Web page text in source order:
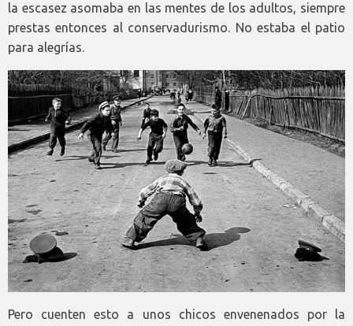
la escasez asomaba en las mentes de los adultos, siempre
prestas entonces al conservadurismo. No estaba el patio
para alegrías.
Pero cuenten esto a unos chicos envenenados por la